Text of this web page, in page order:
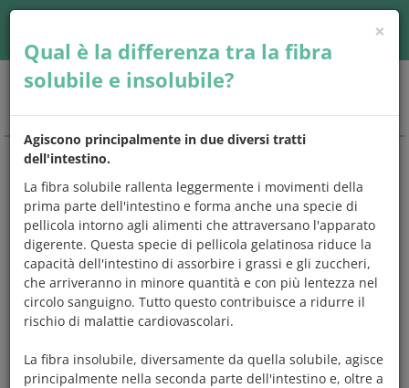
CHIEDOEMANGIO
Una risposta atutto quello che
avrestisemprevoluto chiederesugli
alimenti e l'alimentazione.
Scegli un argomento che preferisci,controlla se tra le
domande c'è quella che ti interessa
motore di ricerca. Ma se vuoi, puoi anche leggerle tutte.
×
Qual è la differenza tra la fibra
solubile e insolubile?
Agiscono principalmente in due diversi tratti
dell'intestino.
La fibra solubile rallenta leggermente i movimenti della
prima parte dell'intestino e forma anche una specie di
pellicola intorno agli alimenti che attraversano l'apparato
digerente. Questa specie di pellicola gelatinosa riduce la
capacità dell'intestino di assorbire i grassi e gli zuccheri,
che arriveranno in minore quantità e con più lentezza nel
circolo sanguigno. Tutto questo contribuisce a ridurre il
rischio di malattie cardiovascolari.
La fibra insolubile, diversamente da quella solubile, agisce
principalmente nella seconda parte dell'intestino e, oltre a